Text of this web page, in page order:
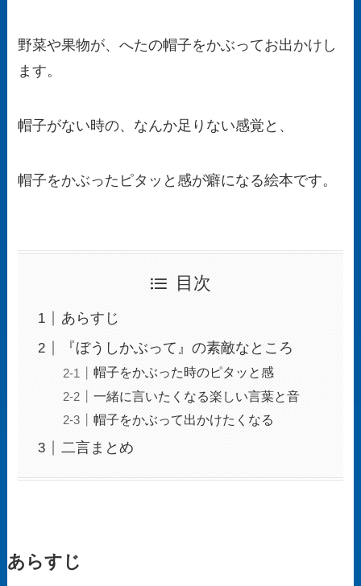
野菜や果物が、へたの帽子をかぶってお出かけし
ます。
帽子がない時の、なんか足りない感覚と、
帽子をかぶったピタッと感が癖になる絵本です。
目次
あらすじ
『ぼうしかぶって』の素敵なところ
帽子をかぶった時のピタッと感
一緒に言いたくなる楽しい言葉と音
帽子をかぶって出かけたくなる
二言まとめ
あらすじ